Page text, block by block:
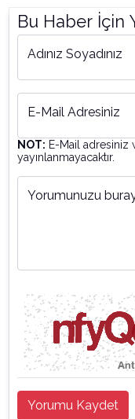
Bu Haber İçin
Adınız Soyadınız
E-Mail Adresiniz
NOT: E-Mail
yayınlanmayacaktır.
Yorumunuzu
Yorumu Kaydet